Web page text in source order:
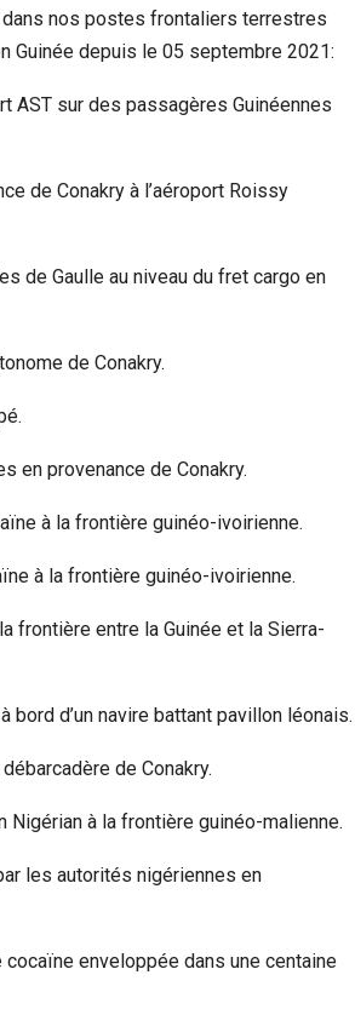
nos postes frontaliers terrestres
Guinée depuis le 05 septembre 2021:
AST sur des passagères Guinéennes
de Conakry à l’aéroport Roissy
de Gaulle au niveau du fret cargo en
de Conakry.
en provenance de Conakry.
à la frontière guinéo-ivoirienne.
à la frontière guinéo-ivoirienne.
frontière entre la Guinée et la Sierra-
d’un navire battant pavillon léonais.
de Conakry.
à la frontière guinéo-malienne.
les autorités nigériennes en
enveloppée dans une centaine